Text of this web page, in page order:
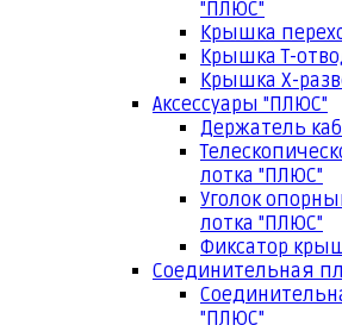
"ПЛЮС"
Крышка
Крышка Т-
Крышка Х-
Аксессуары "ПЛЮС"
Держатель
лотка "ПЛЮС"
Уголок
лотка "ПЛЮС"
Фиксатор
Соединительная
"ПЛЮС"